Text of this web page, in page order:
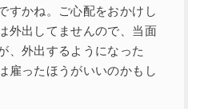
すかね。ご心配をおかけし
外出してませんので、当面
、外出するようになった
雇ったほうがいいのかもし